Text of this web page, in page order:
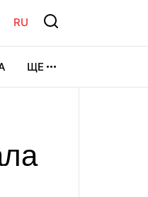
RU
ЩЕ